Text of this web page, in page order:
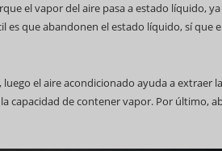
el vapor del aire pasa a estado líquido,
es que abandonen el estado líquido, sí que
el aire acondicionado ayuda a extraer la
capacidad de contener vapor. Por último,